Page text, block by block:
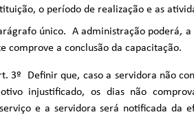
o período de realização e as
único. A administração poderá,
comprove a conclusão da capacitação.
3º Definir que, caso a servidora não
injustificado, os dias não
e a servidora será notificada da